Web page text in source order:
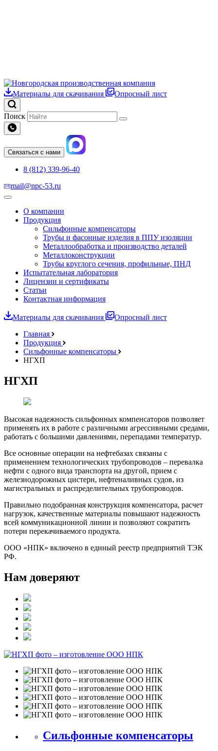
Материалы для скачивания Опросный лист
Поиск
Связаться с нами
8 (812) 339-96-40
mail@npc-53.ru
О компании
Продукция
Сильфонные компенсаторы
Трубы и фасонные изделия в ППУ изоляции
Металлообработка и производство деталей
Металлоконструкции
Трубы круглого сечения, профильные, ПНД
Испытательная лаборатория
Лицензии и сертификаты
Статьи
Контактная информация
Материалы для скачивания
Опросный лист
Главная
Продукция
Сильфонные компенсаторы
НГХП
НГХП
Высокая надежность сильфонных компенсаторов позволяет
применять их в работе с различными агрессивными средами,
работать с большими давлениями, перепадами температур.
Все основные операции на нефтебазах связаны с
применением технологических трубопроводов – перевалка
нефти с одного вида транспорта на другой, прием с
железнодорожных цистерн, нефтеналивных судов, из
магистральных и распределительных трубопроводов.
Правильно подобранная конструкция компенсатора, расчет
нагрузок, качественные материалы повышают надежность
всей коммуникационной линии и позволяют сократить
потери перекачиваемого продукта.
ООО «НПК» включено в единый реестр предприятий ТЭК
РФ.
Нам доверяют
Сильфонные компенсаторы